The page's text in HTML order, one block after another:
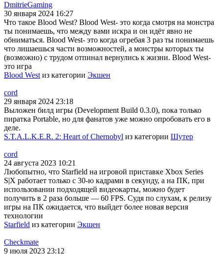
DmitrieGaming
30 января 2024 16:27
Что такое Blood West? Blood West- это когда смотря на монстра
ты понимаешь, что между вами искра и он идёт явно не
обниматься. Blood West- это когда огребая 3 раз ты понимаешь
что лишаешься части возможностей, а монстры которых ты
(возможно) с трудом отпинал вернулись к жизни. Blood West-
это игра
Blood West из категории Экшен
cord
29 января 2024 23:18
Выложен билд игры (Development Build 0.3.0), пока только
пиратка Portable, но для фанатов уже можно опробовать его в
деле.
S.T.A.L.K.E.R. 2: Heart of Chernobyl из категории Шутер
cord
24 августа 2023 10:21
Любопытно, что Starfield на игровой приставке Xbox Series
S|X работает только с 30-ю кадрами в секунду, а на ПК, при
использовании подходящей видеокарты, можно будет
получить в 2 раза больше — 60 FPS. Судя по слухам, к релизу
игры на ПК ожидается, что выйдет более новая версия
технологии
Starfield из категории Экшен
Checkmate
9 июля 2023 23:12